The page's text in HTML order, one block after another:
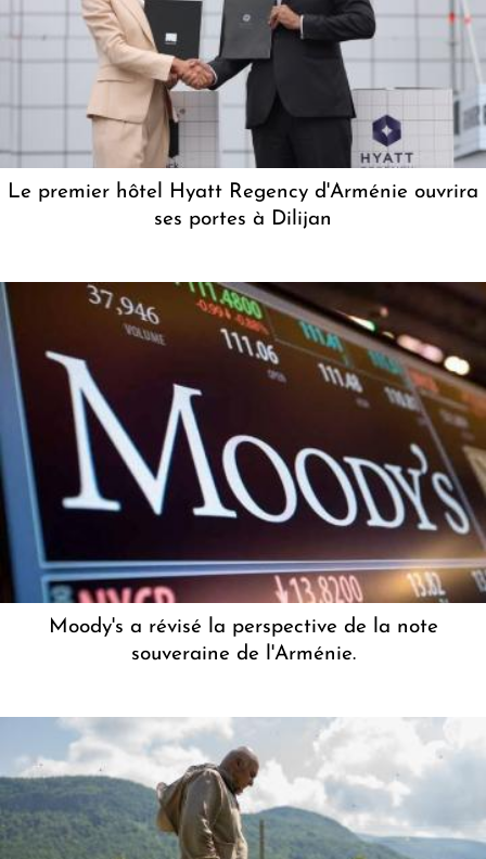
Le premier hôtel Hyatt Regency d'Arménie ouvrira
ses portes à Dilijan
Moody's a révisé la perspective de la note
souveraine de l'Arménie.